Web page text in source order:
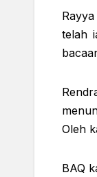
telah
Oleh
BAQ